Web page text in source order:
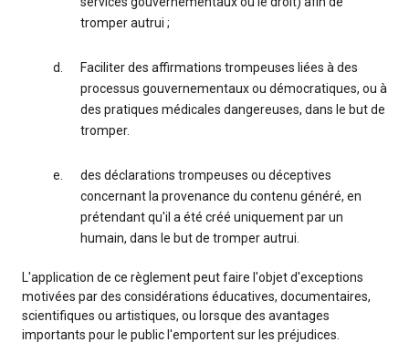
tromper autrui ;
Faciliter des affirmations trompeuses liées à des
processus gouvernementaux ou démocratiques, ou à
des pratiques médicales dangereuses, dans le but de
tromper.
des déclarations trompeuses ou déceptives
concernant la provenance du contenu généré, en
prétendant qu'il a été créé uniquement par un
humain, dans le but de tromper autrui.
L'application de ce règlement peut faire l'objet d'exceptions
motivées par des considérations éducatives, documentaires,
scientifiques ou artistiques, ou lorsque des avantages
importants pour le public l'emportent sur les préjudices.